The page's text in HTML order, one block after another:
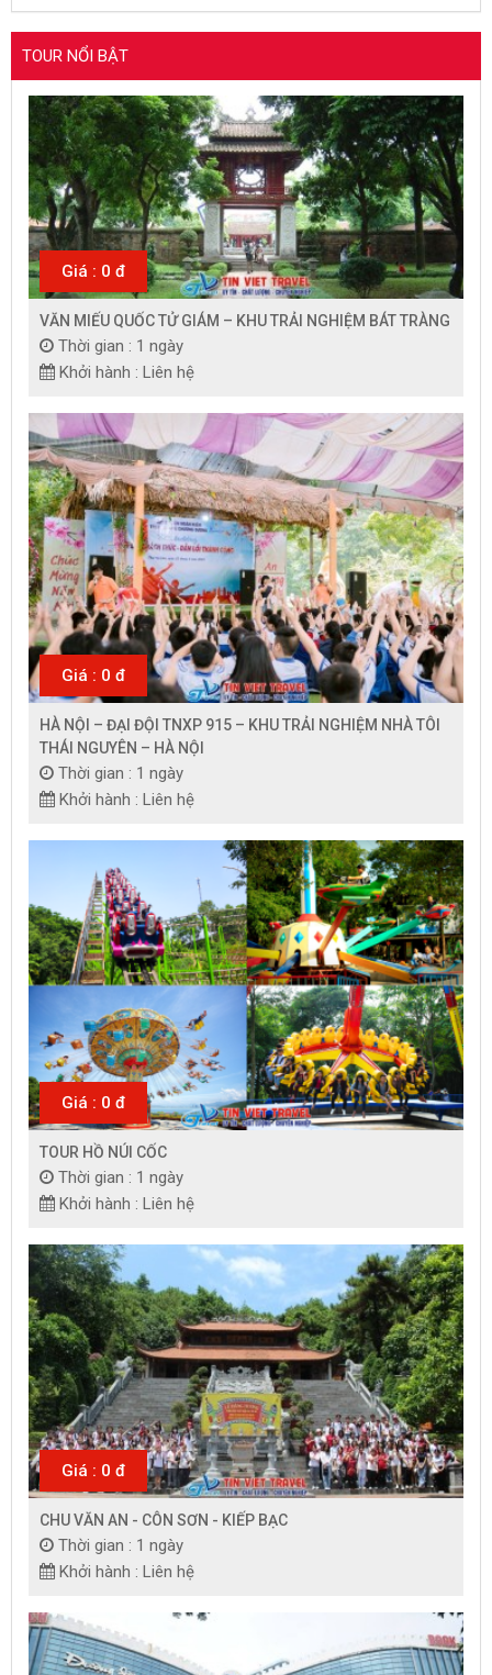
TOUR NỔI BẬT
Giá : 0 đ
VĂN MIẾU QUỐC TỬ GIÁM – KHU TRẢI NGHIỆM BÁT TRÀNG
Thời gian : 1 ngày
Khởi hành : Liên hệ
Giá : 0 đ
HÀ NỘI – ĐẠI ĐỘI TNXP 915 – KHU TRẢI NGHIỆM NHÀ TÔI
THÁI NGUYÊN – HÀ NỘI
Thời gian : 1 ngày
Khởi hành : Liên hệ
Giá : 0 đ
TOUR HỒ NÚI CỐC
Thời gian : 1 ngày
Khởi hành : Liên hệ
Giá : 0 đ
CHU VĂN AN - CÔN SƠN - KIẾP BẠC
Thời gian : 1 ngày
Khởi hành : Liên hệ